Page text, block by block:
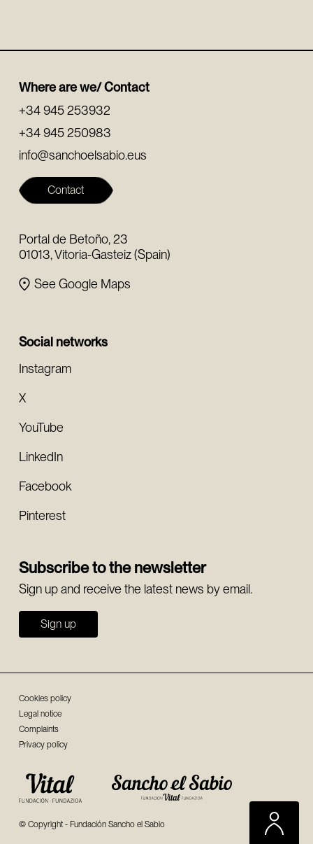
Where are we/ Contact
+34 945 253932
+34 945 250983
info@sanchoelsabio.eus
Contact
Portal de Betoño, 23
01013, Vitoria-Gasteiz (Spain)
See Google Maps
Social networks
Instagram
X
YouTube
LinkedIn
Facebook
Pinterest
Subscribe to the newsletter
Sign up and receive the latest news by email.
Sign up
Cookies policy
Legal notice
Complaints
Privacy policy
© Copyright - Fundación Sancho el Sabio